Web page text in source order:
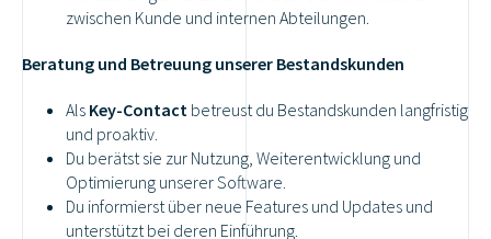
zwischen Kunde und internen Abteilungen.
Beratung und Betreuung unserer Bestandskunden
Als Key-Contact betreust du Bestandskunden langfristig
und proaktiv.
Du berätst sie zur Nutzung, Weiterentwicklung und
Optimierung unserer Software.
Du informierst über neue Features und Updates und
unterstützt bei deren Einführung.